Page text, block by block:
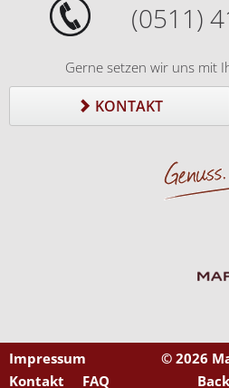
(0511)
Gerne setzen wir uns mit
KONTAKT
Impressum
Kontakt
FAQ
© 2026